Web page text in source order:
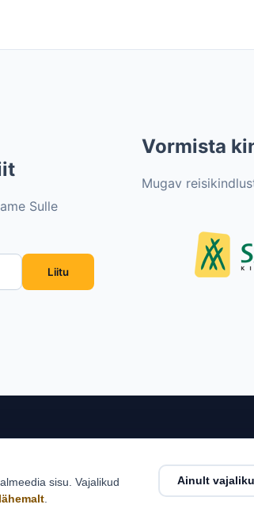
Sulle
Liitu
Vormista
Mugav
Klienditeenindus
Reisitingimused
sisu. Vajalikud
.
Ainult